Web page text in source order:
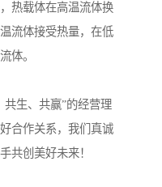
热载体在高温流体换
流体接受热量，在低
体。
共生、共赢”的经营理
合作关系，我们真诚
共创美好未来！